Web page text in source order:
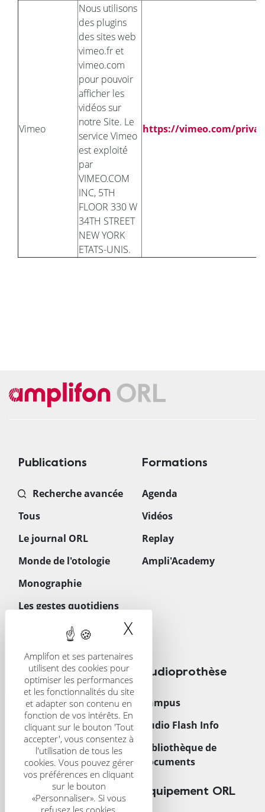
Amplifon et ses partenaires
utilisent des cookies pour
optimiser les performances
et les fonctionnalités du site
et adapter son contenu en
fonction de vos intérêts. En
cliquant sur le bouton 'Tout
accepter', vous consentez à
l'utilisation de tous les
cookies. Vous pouvez gérer
vos préférences en cliquant
sur le bouton
«Personnaliser». Si vous
refusez les cookies,
X
Vimeo
Nous utilisons
des plugins
des sites web
vimeo.fr et
vimeo.com
pour pouvoir
afficher les
vidéos sur
notre Site. Le
service Vimeo
est exploité
par
VIMEO.COM
INC, 5TH
FLOOR 330 W
34TH STREET
NEW YORK
ETATS-UNIS.
https://vimeo.com/
Publications
Recherche avancée
Tous
Le journal ORL
Monde de l'otologie
Monographie
Les gestes quotidiens
Téléchargements
Formations
Agenda
Vidéos
Replay
Ampli'Academy
CRS
Présentation
CRS Scientific Journal
Congrès
Audioprothèse
Campus
Audio Flash Info
Bibliothèque de
documents
Trouver un centre Équipement ORL